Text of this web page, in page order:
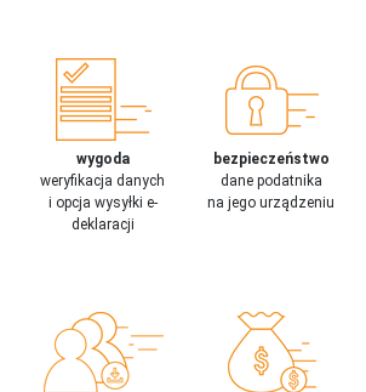
wygoda
weryfikacja danych
i opcja wysyłki e-
deklaracji
bezpieczeństwo
dane podatnika
na jego urządzeniu